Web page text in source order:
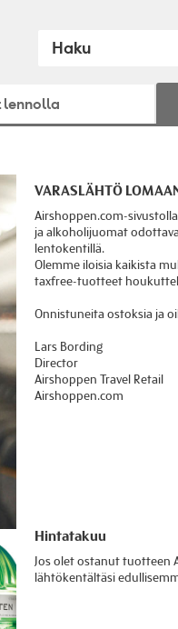
lennolla
VARASLÄHTÖ
Airshoppen.com-
ja alkoholijuomat
lentokentillä.
Olemme iloisia kaikista
taxfree-tuotteet
Onnistuneita ostoksia ja
Lars Bording
Director
Airshoppen Travel Retail
Airshoppen.com
Hintatakuu
Jos olet ostanut tuotteen
lähtökentältäsi